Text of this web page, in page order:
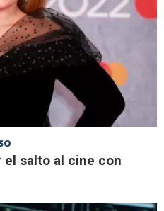
el salto al cine con